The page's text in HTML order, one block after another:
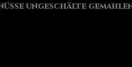
ungeschälte